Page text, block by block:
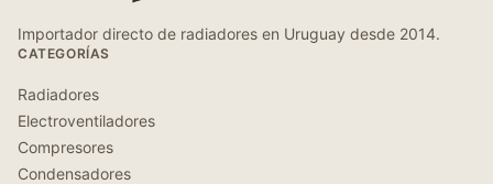
Importador directo de radiadores en Uruguay desde 2014.
CATEGORÍAS
Radiadores
Electroventiladores
Compresores
Condensadores